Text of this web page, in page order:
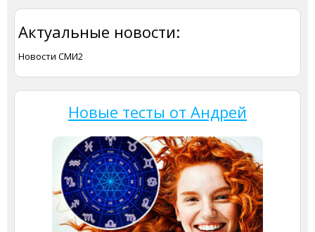
Актуальные новости:
Новости СМИ2
Новые тесты от Андрей